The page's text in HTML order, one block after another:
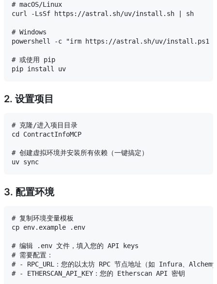
# macOS/Linux
curl -LsSf https://astral.sh/uv/install.sh | sh
# Windows
powershell -c "irm https://astral.sh/uv/install.ps1
# 或使用 pip
2. 设置项目
# 克隆/进入项目目录
cd ContractInfoMCP
# 创建虚拟环境并安装所有依赖（一键搞定）
3. 配置环境
# 复制环境变量模板
cp env.example .env
# 编辑 .env 文件，填入您的 API keys
# 需要配置：
# - RPC_URL：您的以太坊 RPC 节点地址（如 Infura、